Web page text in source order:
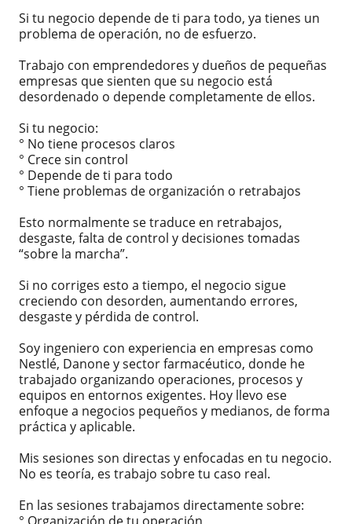
Si tu negocio depende de ti para todo, ya tienes un
problema de operación, no de esfuerzo.
Trabajo con emprendedores y dueños de pequeñas
empresas que sienten que su negocio está
desordenado o depende completamente de ellos.
Si tu negocio:
° No tiene procesos claros
° Crece sin control
° Depende de ti para todo
° Tiene problemas de organización o retrabajos
Esto normalmente se traduce en retrabajos,
desgaste, falta de control y decisiones tomadas
“sobre la marcha”.
Si no corriges esto a tiempo, el negocio sigue
creciendo con desorden, aumentando errores,
desgaste y pérdida de control.
Soy ingeniero con experiencia en empresas como
Nestlé, Danone y sector farmacéutico, donde he
trabajado organizando operaciones, procesos y
equipos en entornos exigentes. Hoy llevo ese
enfoque a negocios pequeños y medianos, de forma
práctica y aplicable.
Mis sesiones son directas y enfocadas en tu negocio.
No es teoría, es trabajo sobre tu caso real.
En las sesiones trabajamos directamente sobre: